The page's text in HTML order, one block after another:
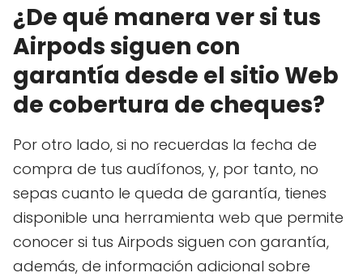
¿De qué manera ver si tus
Airpods siguen con
garantía desde el sitio Web
de cobertura de cheques?
Por otro lado, si no recuerdas la fecha de
compra de tus audífonos, y, por tanto, no
sepas cuanto le queda de garantía, tienes
disponible una herramienta web que permite
conocer si tus Airpods siguen con garantía,
además, de información adicional sobre